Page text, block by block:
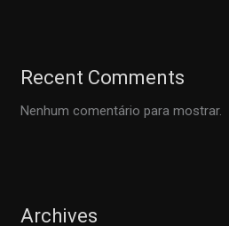
Recent Comments
Nenhum comentário para mostrar.
Archives